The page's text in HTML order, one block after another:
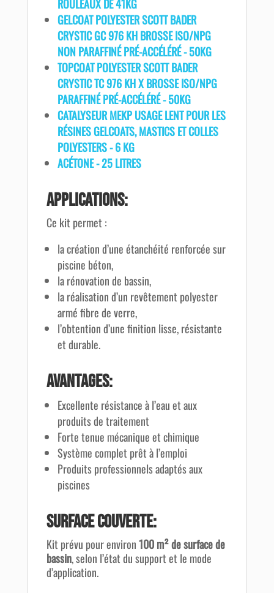
ROULEAUX DE 41KG
GELCOAT POLYESTER SCOTT BADER
CRYSTIC GC 976 KH BROSSE ISO/NPG
NON PARAFFINÉ PRÉ-ACCÉLÉRÉ - 50KG
TOPCOAT POLYESTER SCOTT BADER
CRYSTIC TC 976 KH X BROSSE ISO/NPG
PARAFFINÉ PRÉ-ACCÉLÉRÉ - 50KG
CATALYSEUR MEKP USAGE LENT POUR LES
RÉSINES GELCOATS, MASTICS ET COLLES
POLYESTERS - 6 KG
ACÉTONE - 25 LITRES
Applications:
Ce kit permet :
la création d’une étanchéité renforcée sur
piscine béton,
la rénovation de bassin,
la réalisation d’un revêtement polyester
armé fibre de verre,
l’obtention d’une finition lisse, résistante
et durable.
Avantages:
Excellente résistance à l’eau et aux
produits de traitement
Forte tenue mécanique et chimique
Système complet prêt à l’emploi
Produits professionnels adaptés aux
piscines
Surface couverte:
Kit prévu pour environ100 m² de surface de
bassin, selon l’état du support et le mode
d’application.